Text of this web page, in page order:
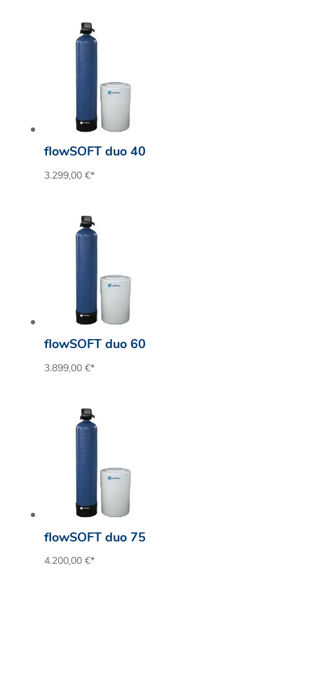
flowSOFT duo 40
3.299,00 €*
flowSOFT duo 60
3.899,00 €*
flowSOFT duo 75
4.200,00 €*